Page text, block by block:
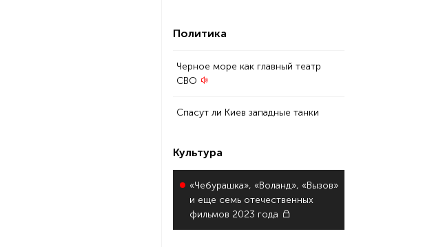
Политика
Черное море как главный театр
СВО
Спасут ли Киев западные танки
Культура
«Чебурашка», «Воланд», «Вызов»
и еще семь отечественных
фильмов 2023 года